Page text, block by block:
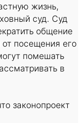
жизнь,
суд. Суд
общение
посещения его
помешать
в
законопроект